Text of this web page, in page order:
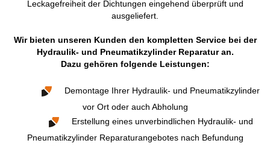
Leckagefreiheit der Dichtungen eingehend überprüft und
ausgeliefert.
Wir bieten unseren Kunden den kompletten Service bei der
Hydraulik- und Pneumatikzylinder Reparatur an.
Dazu gehören folgende Leistungen:
Demontage Ihrer Hydraulik- und Pneumatikzylinder
vor Ort oder auch Abholung
Erstellung eines unverbindlichen Hydraulik- und
Pneumatikzylinder Reparaturangebotes nach Befundung